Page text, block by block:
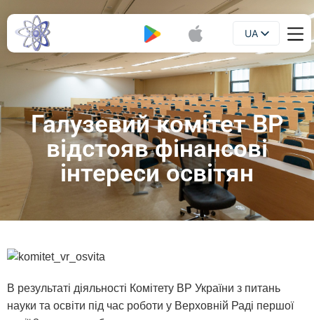
UA
EN
Галузевий комітет ВР
відстояв фінансові
інтереси освітян
В результаті діяльності Комітету ВР України з питань
науки та освіти під час роботи у Верховній Раді першої